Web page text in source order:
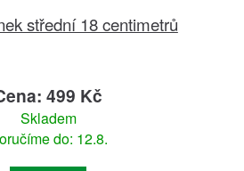
střední 18 centimetrů
499 Kč
Skladem
do: 12.8.